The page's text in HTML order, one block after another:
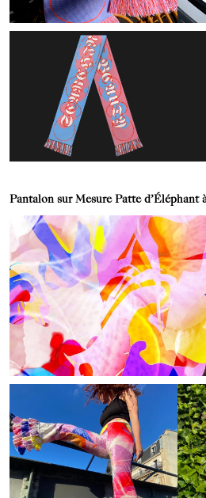
Pantalon sur Mesure Patte d’Éléphant